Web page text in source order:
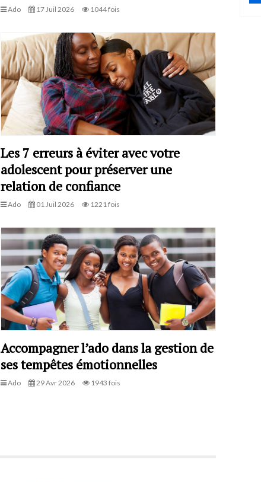
Ado 17 Juil 2026 1044 fois
Les 7 erreurs à éviter avec votre
adolescent pour préserver une
relation de confiance
Ado 01 Juil 2026 1221 fois
Accompagner l’ado dans la gestion de
ses tempêtes émotionnelles
Ado 29 Avr 2026 1943 fois